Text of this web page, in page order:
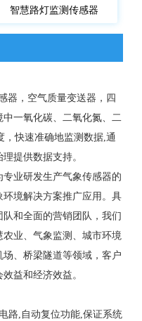
智慧路灯监测传感器
，空气质量变送器，四
一氧化碳、二氧化氮、二
，快速准确地监测数据,通
提供数据支持。
业研发生产气象传感器的
境解决方案推广应用。具
和全面的营销团队，我们
业、气象监测、城市环境
、桥梁隧道等领域，客户
益和经济效益。
,自动复位功能,保证系统